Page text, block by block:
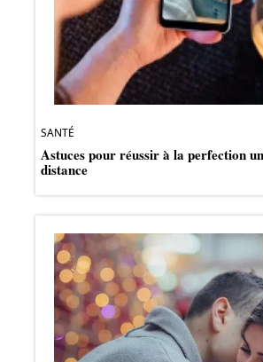
SANTÉ
Astuces pour réussir à la perfection
distance